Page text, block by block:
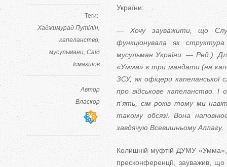
Теги:
Хаджимурад Путілін
капеланство
мусульмани Саід
Ісмагілов
Автор
Власкор
України:
— Хочу зауважити, що
функціонувала як
мусульман України. — Ред.).
«Умма» є три мандати (на
ЗСУ, як офіцери капеланської
про військове капеланство.
п'ять, сім років тому ми
такому обсязі. Вона
завдячую Всевишньому Аллагу.
Колишній муфтій ДУМУ «Умма»,
пресконференції, зауважив,